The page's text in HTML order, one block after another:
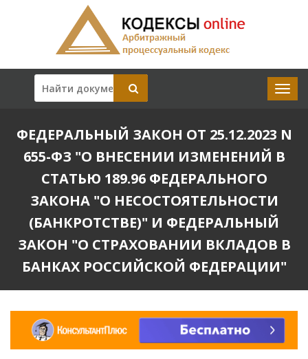
ФЕДЕРАЛЬНЫЙ ЗАКОН ОТ 25.12.2023 N
655-ФЗ "О ВНЕСЕНИИ ИЗМЕНЕНИЙ В
СТАТЬЮ 189.96 ФЕДЕРАЛЬНОГО
ЗАКОНА "О НЕСОСТОЯТЕЛЬНОСТИ
(БАНКРОТСТВЕ)" И ФЕДЕРАЛЬНЫЙ
ЗАКОН "О СТРАХОВАНИИ ВКЛАДОВ В
БАНКАХ РОССИЙСКОЙ ФЕДЕРАЦИИ"